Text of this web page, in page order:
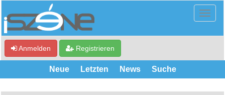
Anmelden Registrieren
Neue Letzten News Suche